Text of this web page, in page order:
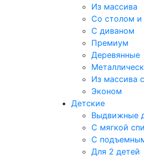
Из массива
Со столом
С диваном
Премиум
Деревянные
Из массива
Эконом
Детские
Выдвижные
С мягкой
С
Для 2 детей